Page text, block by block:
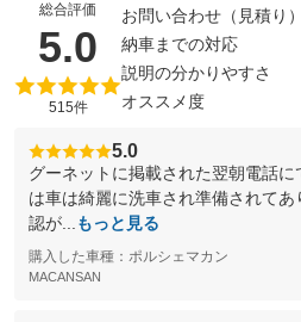
総合評価
5.0 （5点満点
515件
お問い合わせ（見積り）
納車までの対応
説明の分かりやすさ
オススメ度
5.0
グーネットに掲載された翌朝電話
は車は綺麗に洗車され準備されて
認が...
もっと見る
購入した車種：ポルシェマカン
MACANSAN